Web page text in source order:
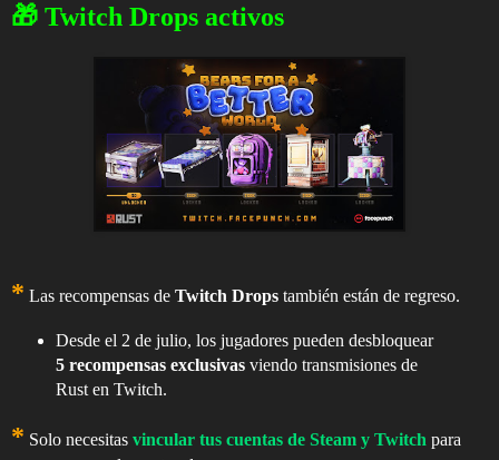
🎁 Twitch Drops activos
* Las recompensas de Twitch Drops también están de regreso.
Desde el 2 de julio, los jugadores pueden desbloquear
5 recompensas exclusivasviendo transmisiones de
Rust en Twitch.
* Solo necesitas vincular tus cuentas de Steam y Twitch para